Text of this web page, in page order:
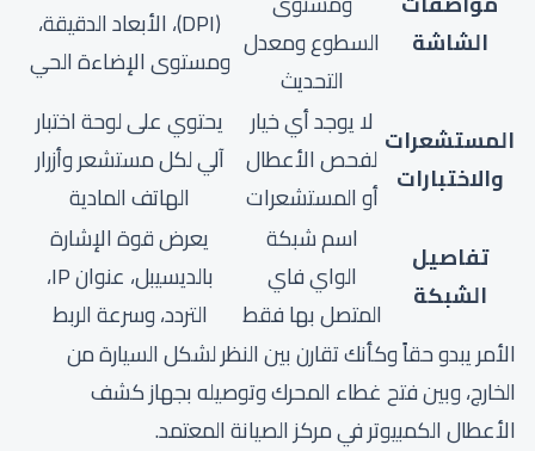
الشاشة
السطوع ومعدل
التحديث
(DPI)، الأبعاد الدقيقة،
ومستوى الإضاءة الحي
المستشعرات
والاختبارات
لا يوجد أي خيار
لفحص الأعطال
أو المستشعرات
يحتوي على لوحة اختبار
آلي لكل مستشعر وأزرار
الهاتف المادية
تفاصيل
الشبكة
اسم شبكة
الواي فاي
المتصل بها فقط
يعرض قوة الإشارة
بالديسيبل، عنوان IP،
التردد، وسرعة الربط
الأمر يبدو حقاً وكأنك تقارن بين النظر لشكل السيارة من
الخارج، وبين فتح غطاء المحرك وتوصيله بجهاز كشف
الأعطال الكمبيوتر في مركز الصيانة المعتمد.